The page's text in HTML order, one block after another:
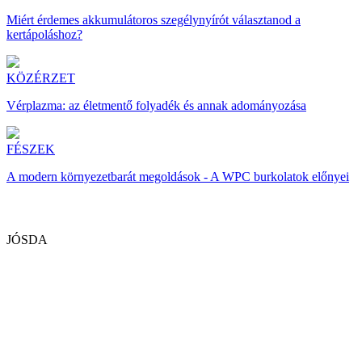
Miért érdemes akkumulátoros szegélynyírót választanod a
kertápoláshoz?
KÖZÉRZET
Vérplazma: az életmentő folyadék és annak adományozása
FÉSZEK
A modern környezetbarát megoldások - A WPC burkolatok előnyei
JÓSDA